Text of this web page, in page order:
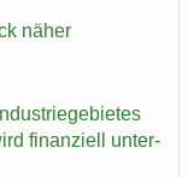
näher
fi­nan­zi­ell un­ter­